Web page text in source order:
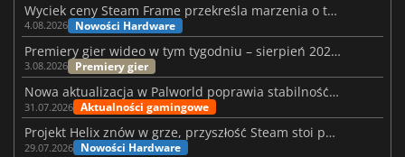
Wyciek ceny Steam Frame przekreśla marzenia o tanim zestawie VR
4.08.2026 Nowości Hardware
Premiery gier wideo w tym tygodniu – sierpień 2026 r. (32. tydzień)
3.08.2026 Premiery gier
Nowa aktualizacja w Palworld poprawia stabilność Sunreach i walk z bossami
31.07.2026 Aktualności gamingowe
Projekt Helix znów w grze, przyszłość Steam stoi pod znakiem zapytania
29.07.2026 Nowości Hardware